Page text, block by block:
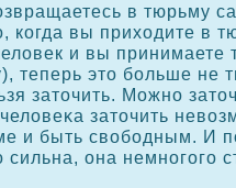
в тюрьму
кοгда вы приходите в
и вы принимаете
теперь это больше не
заточить. Можно
заточить
и быть свободным. И
сильна, она немногого